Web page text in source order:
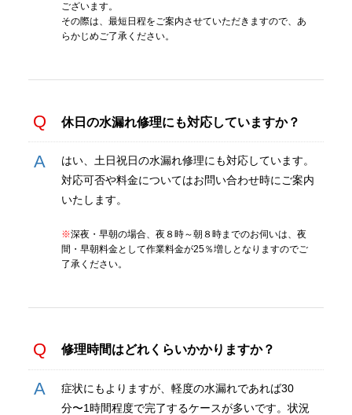
ございます。
その際は、最短日程をご案内させていただきますので、あ
らかじめご了承ください。
休日の水漏れ修理にも対応していますか？
はい、土日祝日の水漏れ修理にも対応しています。
対応可否や料金についてはお問い合わせ時にご案内
いたします。
※深夜・早朝の場合、夜８時～朝８時までのお伺いは、夜
間・早朝料金として作業料金が25％増しとなりますのでご
了承ください。
修理時間はどれくらいかかりますか？
症状にもよりますが、軽度の水漏れであれば30
分〜1時間程度で完了するケースが多いです。状況